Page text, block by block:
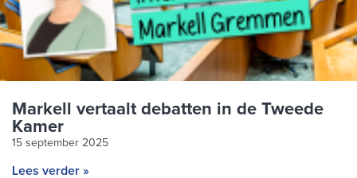
Markell vertaalt debatten in de Tweede
Kamer
15 september 2025
Lees verder »